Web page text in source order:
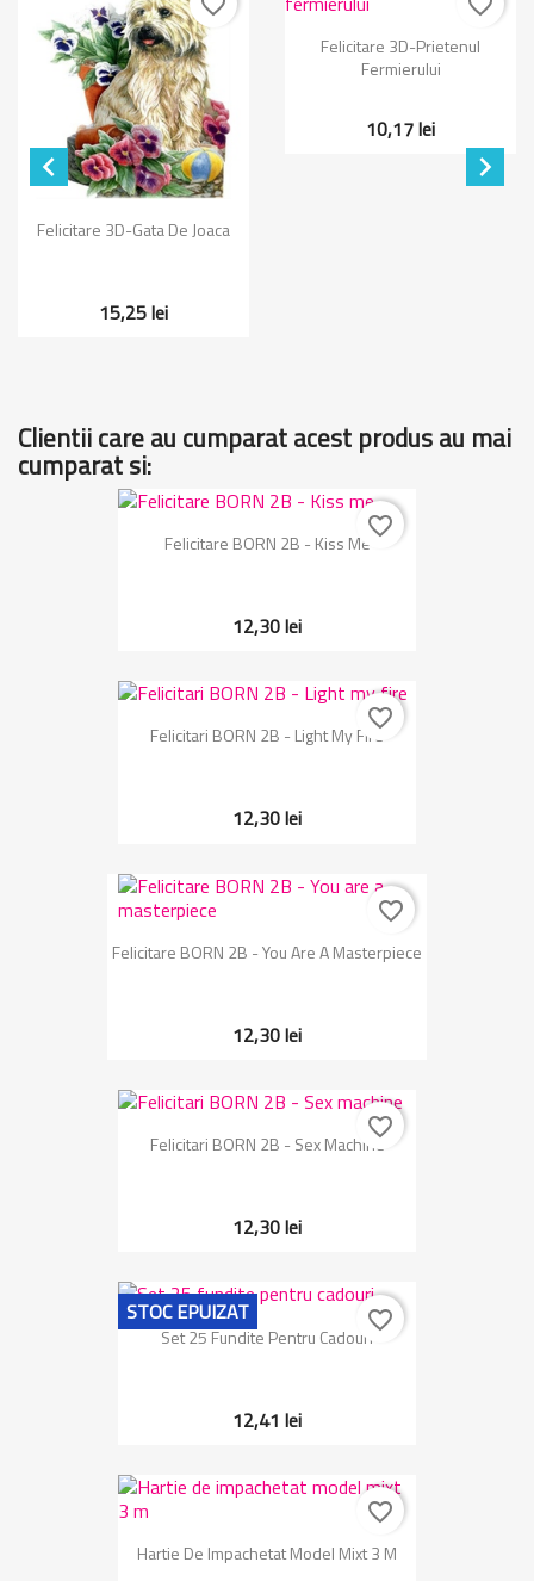

Felicitare 3D-Gata De Joaca
15,25 lei
Felicitare 3D-Prietenul
Fermierului
10,17 lei

Clientii care au cumparat acest produs au mai
cumparat si:
Felicitare BORN 2B - Kiss Me
12,30 lei
favorite_border
Felicitari BORN 2B - Light My Fire
12,30 lei
favorite_border
Felicitare BORN 2B - You Are A Masterpiece
12,30 lei
favorite_border
Felicitari BORN 2B - Sex Machine
12,30 lei
favorite_border
Set 25 Fundite Pentru Cadouri
12,41 lei
STOC EPUIZAT favorite_border
Hartie De Impachetat Model Mixt 3 M
favorite_border